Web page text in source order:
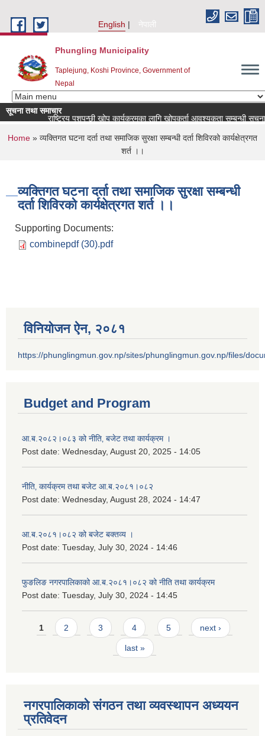
English
नेपाली
Phungling Municipality
Taplejung, Koshi Province, Government of
Nepal
सूचना तथा समाचार
राष्ट्रिय पशुपन्छी खोप कार्यक्रमका लागि खोपकर्ता आवश्यकता सम्बन्धी सूचना!
You are here
Home » व्यक्तिगत घटना दर्ता तथा समाजिक सुरक्षा सम्बन्धी दर्ता शिविरको कार्यक्षेत्रगत
शर्त ।।
व्यक्तिगत घटना दर्ता तथा समाजिक सुरक्षा सम्बन्धी
दर्ता शिविरको कार्यक्षेत्रगत शर्त ।।
Supporting Documents:
combinepdf (30).pdf
विनियोजन ऐन‚ २०८१
https://phunglingmun.gov.np/sites/phunglingmun.gov.np/files/
Budget and Program
आ.ब.२०८२।०८३ को नीति‚ बजेट तथा कार्यक्रम ।
Post date: Wednesday, August 20, 2025 - 14:05
नीति‚ कार्यक्रम तथा बजेट आ.ब.२०८१।०८२
Post date: Wednesday, August 28, 2024 - 14:47
आ.ब.२०८१।०८२ को बजेट बक्तव्य ।
Post date: Tuesday, July 30, 2024 - 14:46
फुङलिङ नगरपालिकाको आ.ब.२०८१।०८२ को नीति तथा कार्यक्रम
Post date: Tuesday, July 30, 2024 - 14:45
Pages
1 2 3 4 5 next ›
last »
नगरपालिकाको संगठन तथा व्यवस्थापन अध्ययन
प्रतिवेदन